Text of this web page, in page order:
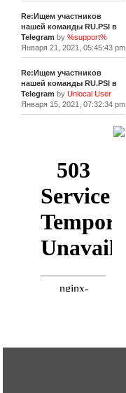
Re:Ищем участников
нашей команды RU.PSI в
Telegram by %support%
Января 21, 2021, 05:45:43 pm
Re:Ищем участников
нашей команды RU.PSI в
Telegram by Unlocal User
Января 15, 2021, 07:32:34 pm